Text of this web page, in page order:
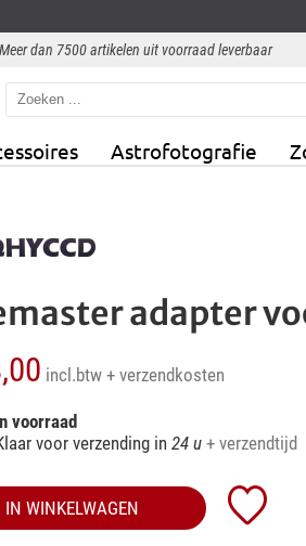
Meer dan 7500 artikelen uit voorraad leverbaar
Astrofotografie
adapter
incl.btw + verzendkosten
voorraad
voor verzending in24 u + verzendtijd
IN WINKELWAGEN